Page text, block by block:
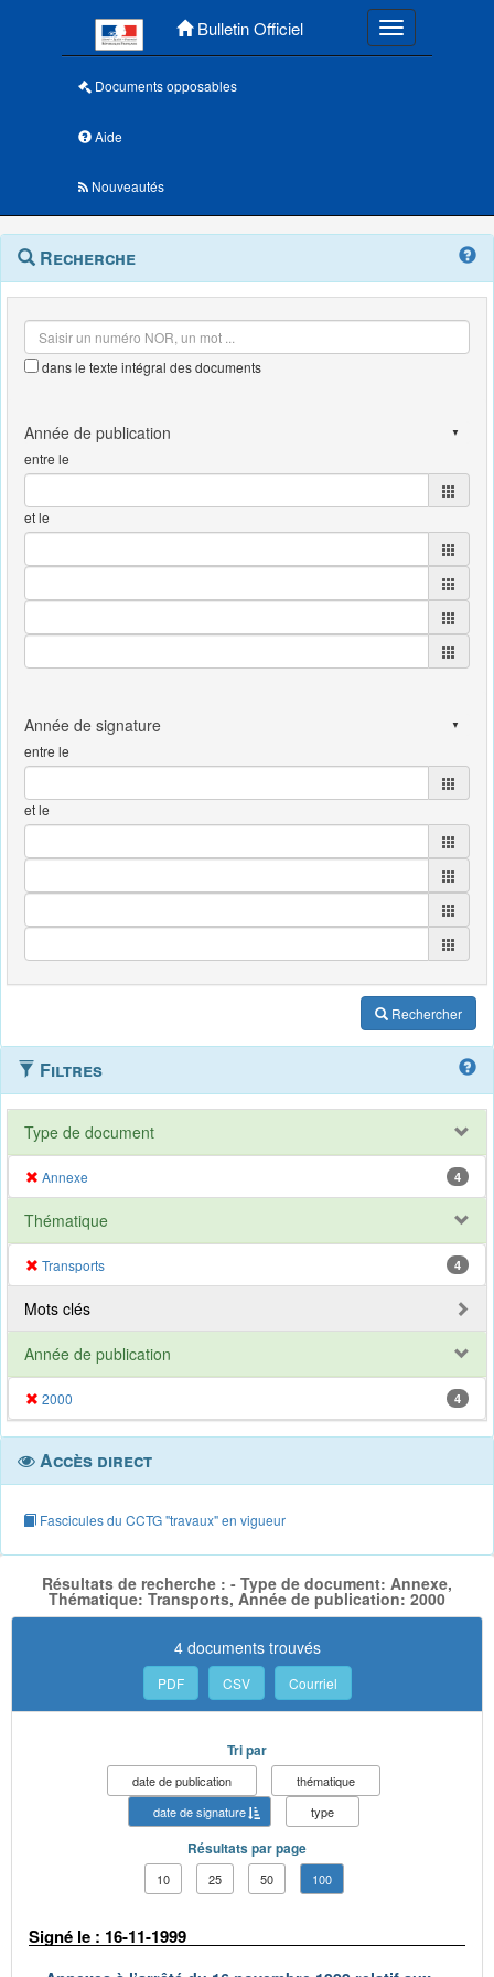
Bulletin Officiel Toggle
Documents opposables
Aide
Nouveautés
Navigation
outils
Menu
contextuel
Recherche
dans le texte intégral des documents
entre le
et le
entre le
et le
Rechercher
Filtres
Type de document
Annexe 4
Thématique
Transports 4
Mots clés
Année de publication
2000 4
Accès direct
Fascicules du CCTG "travaux" en vigueur
Résultats de recherche : - Type de document: Annexe,
Thématique: Transports, Année de publication: 2000
4 documents trouvés
PDF CSV Courriel
Tri par
date de publication
thématique
date de signature
type
Résultats par page
10 25 50 100
Signé le : 16-11-1999